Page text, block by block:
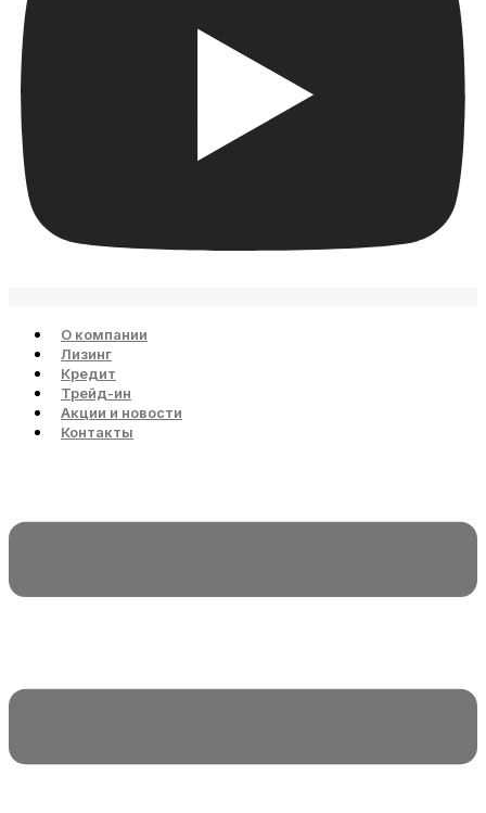
О компании
Лизинг
Кредит
Трейд-ин
Акции и новости
Контакты